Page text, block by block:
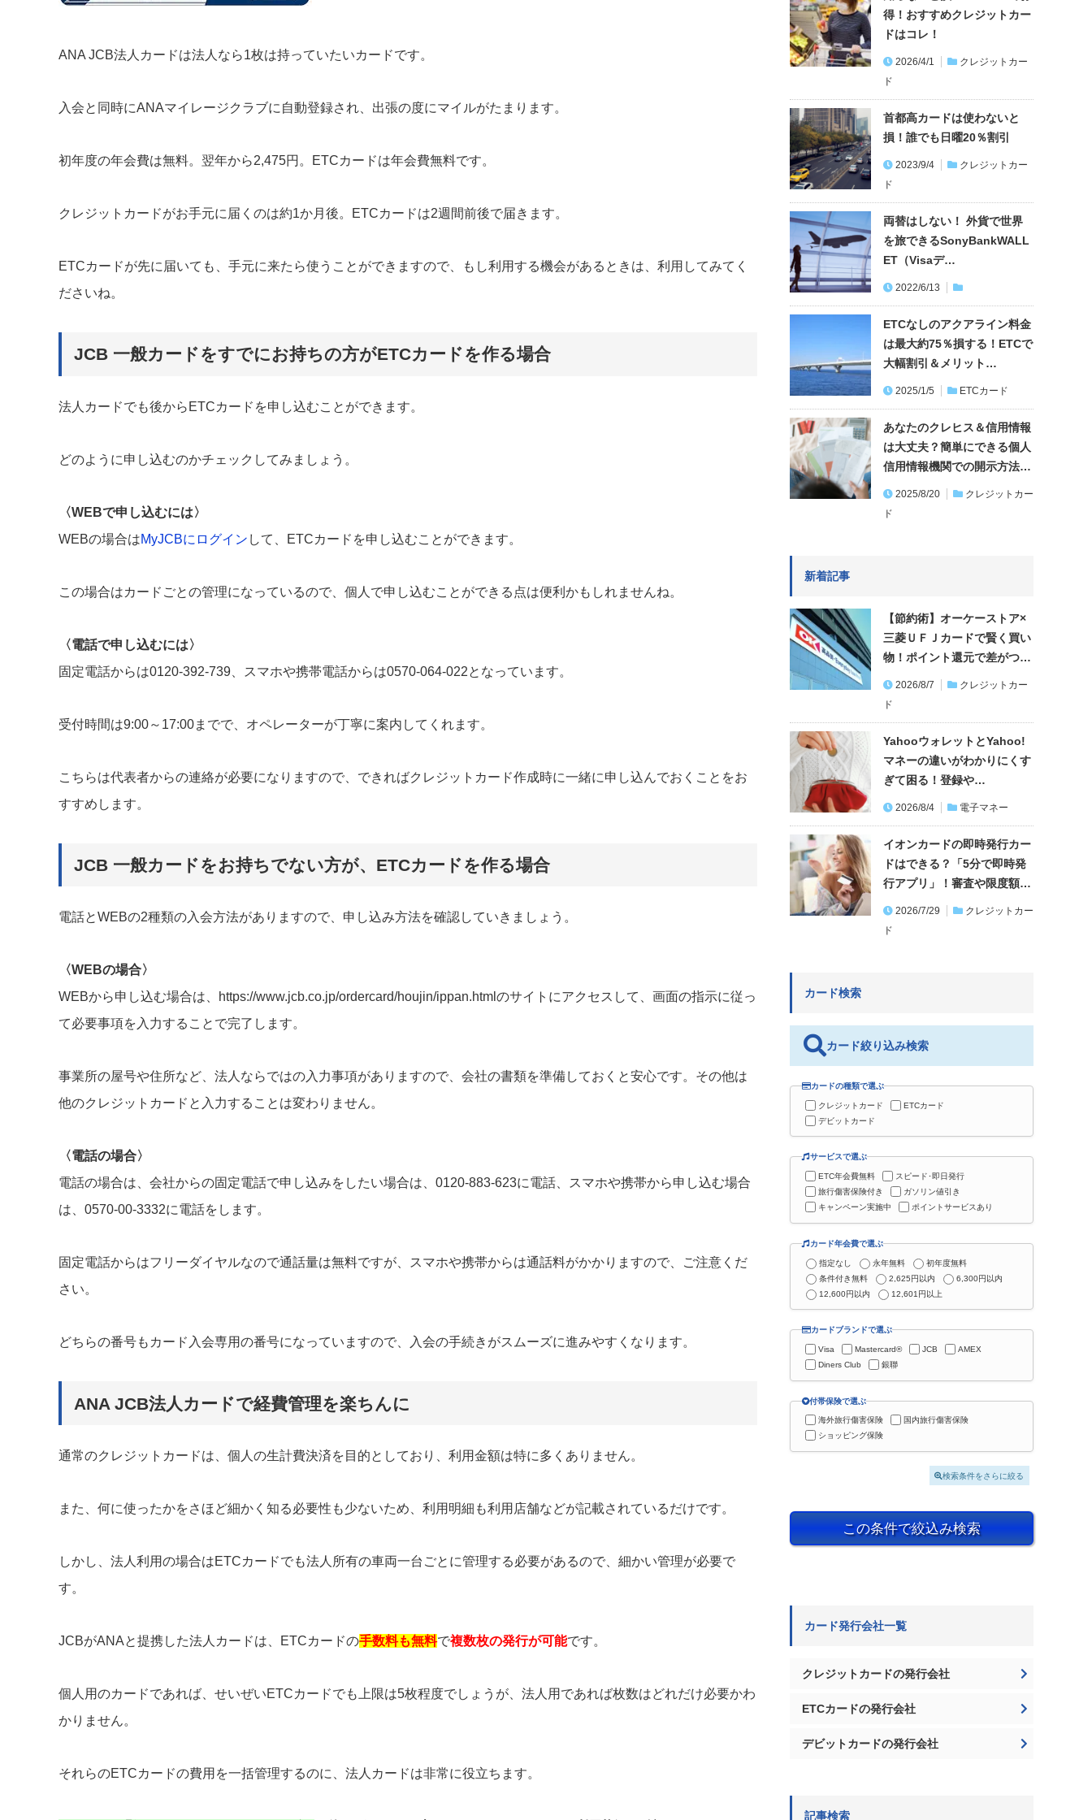
ANA JCB法人カードは法人なら1枚は持っていたいカードです。
入会と同時にANAマイレージクラブに自動登録され、出張の度にマイルがたまります。
初年度の年会費は無料。翌年から2,475円。ETCカードは年会費無料です。
クレジットカードがお手元に届くのは約1か月後。ETCカードは2週間前後で届きます。
ETCカードが先に届いても、手元に来たら使うことができますので、もし利用する機会があるときは、利用してみてく
ださいね。
JCB 一般カードをすでにお持ちの方がETCカードを作る場合
法人カードでも後からETCカードを申し込むことができます。
どのように申し込むのかチェックしてみましょう。
〈WEBで申し込むには〉
WEBの場合はMyJCBにログイン して、ETCカードを申し込むことができます。
この場合はカードごとの管理になっているので、個人で申し込むことができる点は便利かもしれませんね。
〈電話で申し込むには〉
固定電話からは0120-392-739、スマホや携帯電話からは0570-064-022となっています。
受付時間は9:00～17:00までで、オペレーターが丁寧に案内してくれます。
こちらは代表者からの連絡が必要になりますので、できればクレジットカード作成時に一緒に申し込んでおくことをお
すすめします。
JCB 一般カードをお持ちでない方が、ETCカードを作る場合
電話とWEBの2種類の入会方法がありますので、申し込み方法を確認していきましょう。
〈WEBの場合〉
WEBから申し込む場合は、https://www.jcb.co.jp/ordercard/houjin/ippan.htmlのサイトにアクセスして、画面の指示に従っ
て必要事項を入力することで完了します。
事業所の屋号や住所など、法人ならではの入力事項がありますので、会社の書類を準備しておくと安心です。その他は
他のクレジットカードと入力することは変わりません。
〈電話の場合〉
電話の場合は、会社からの固定電話で申し込みをしたい場合は、0120-883-623に電話、スマホや携帯から申し込む場合
は、0570-00-3332に電話をします。
固定電話からはフリーダイヤルなので通話量は無料ですが、スマホや携帯からは通話料がかかりますので、ご注意くだ
さい。
どちらの番号もカード入会専用の番号になっていますので、入会の手続きがスムーズに進みやすくなります。
ANA JCB法人カードで経費管理を楽ちんに
通常のクレジットカードは、個人の生計費決済を目的としており、利用金額は特に多くありません。
また、何に使ったかをさほど細かく知る必要性も少ないため、利用明細も利用店舗などが記載されているだけです。
しかし、法人利用の場合はETCカードでも法人所有の車両一台ごとに管理する必要があるので、細かい管理が必要で
す。
JCBがANAと提携した法人カードは、ETCカードの手数料も無料で複数枚の発行が可能です。
個人用のカードであれば、せいぜいETCカードでも上限は5枚程度でしょうが、法人用であれば枚数はどれだけ必要かわ
かりません。
それらのETCカードの費用を一括管理するのに、法人カードは非常に役立ちます。
得！おすすめクレジットカー
ドはコレ！
2026/4/1
クレジットカー
ド
首都高カードは使わないと
損！誰でも日曜20％割引
2023/9/4
クレジットカー
ド
両替はしない！ 外貨で世界
を旅できるSonyBankWALL
ET（Visaデ…
2022/6/13
ETCなしのアクアライン料金
は最大約75％損する！ETCで
大幅割引＆メリット…
2025/1/5 ETCカード
あなたのクレヒス＆信用情報
は大丈夫？簡単にできる個人
信用情報機関での開示方法…
2025/8/20
クレジットカー
ド
新着記事
【節約術】オーケーストア×
三菱ＵＦＪカードで賢く買い
物！ポイント還元で差がつ…
2026/8/7
クレジットカー
ド
YahooウォレットとYahoo!
マネーの違いがわかりにくす
ぎて困る！登録や…
2026/8/4 電子マネー
イオンカードの即時発行カー
ドはできる？「5分で即時発
行アプリ」！審査や限度額…
2026/7/29
クレジットカー
ド
カード検索
カード絞り込み検索
カードの種類で選ぶ
クレジットカード
ETCカード
デビットカード
サービスで選ぶ
ETC年会費無料
スピード･即日発行
旅行傷害保険付き
ガソリン値引き
キャンペーン実施中
ポイントサービスあり
カード年会費で選ぶ
指定なし 永年無料
初年度無料
条件付き無料
2,625円以内
6,300円以内
12,600円以内
12,601円以上
カードブランドで選ぶ
Visa Mastercard® JCB
AMEX
Diners Club
銀聯
付帯保険で選ぶ
海外旅行傷害保険
国内旅行傷害保険
ショッピング保険
検索条件をさらに絞る
この条件で絞込み検索
カード発行会社一覧
クレジットカードの発行会社
ETCカードの発行会社
デビットカードの発行会社
記事検索